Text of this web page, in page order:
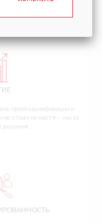
своей квалификации и
стоим на месте – мы за
решения.